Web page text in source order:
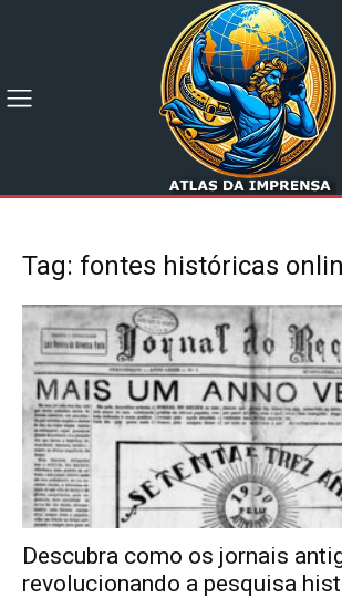
Tag: fontes históricas
Descubra como os jornais
revolucionando a pesquisa